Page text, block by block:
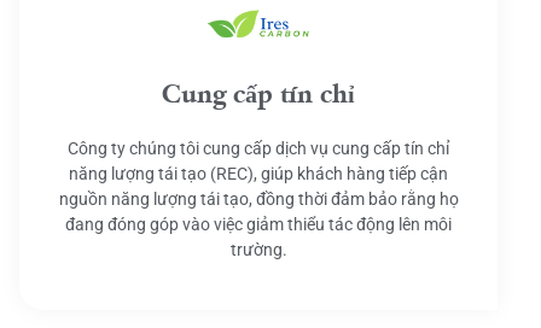
Cung cấp tín chỉ
Công ty chúng tôi cung cấp dịch vụ cung cấp tín chỉ
năng lượng tái tạo (REC), giúp khách hàng tiếp cận
nguồn năng lượng tái tạo, đồng thời đảm bảo rằng họ
đang đóng góp vào việc giảm thiểu tác động lên môi
trường.